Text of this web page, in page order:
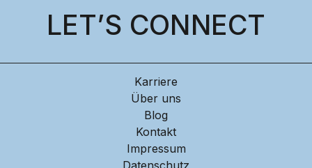
LET’S CONNECT
Karriere
Über uns
Blog
Kontakt
Impressum
Datenschutz